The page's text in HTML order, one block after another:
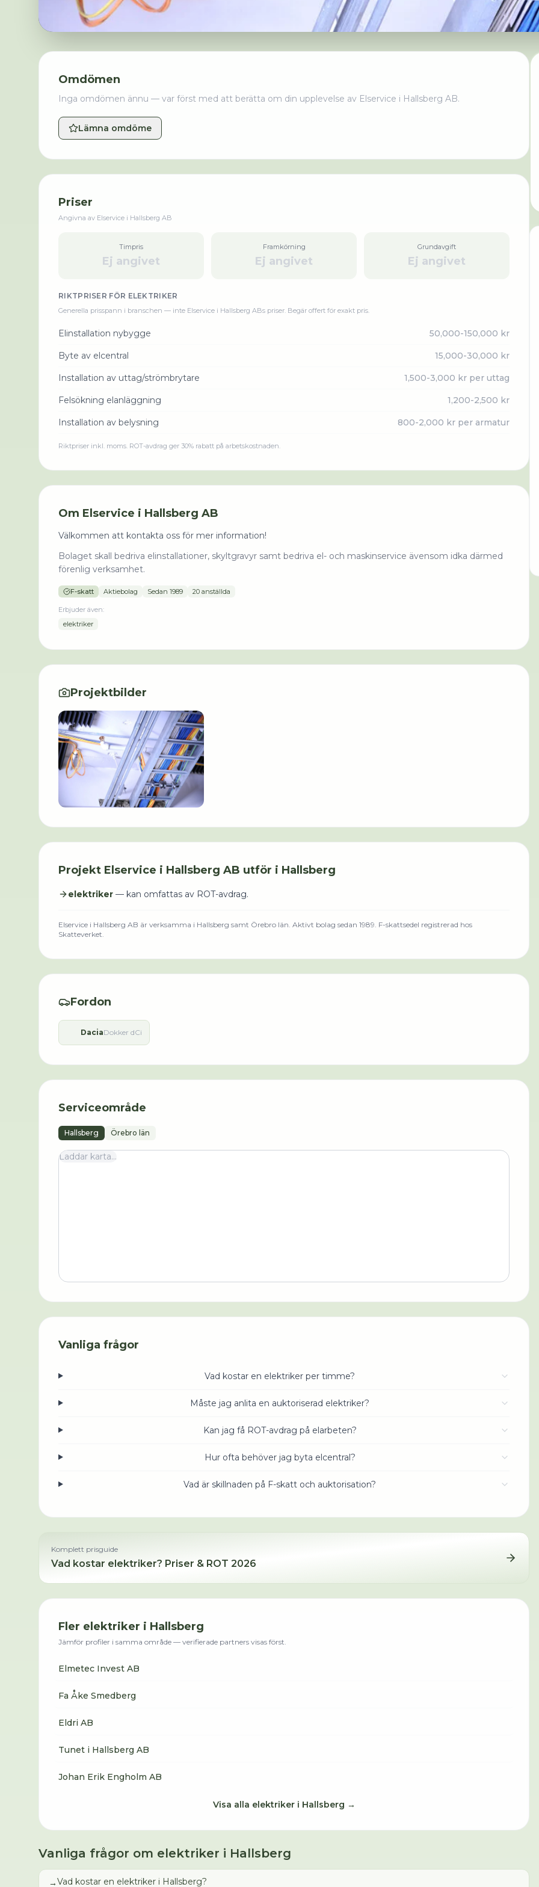
Omdömen
Inga omdömen ännu — var först med att berätta om din upplevelse av Elservice i Hallsberg AB.
Lämna omdöme
Priser
Angivna av Elservice i Hallsberg AB
Timpris
Ej angivet
Framkörning
Ej angivet
Grundavgift
Ej angivet
RIKTPRISER FÖR ELEKTRIKER
Generella prisspann i branschen — inte Elservice i Hallsberg ABs priser. Begär offert för exakt pris.
Elinstallation nybygge 50,000-150,000 kr
Byte av elcentral 15,000-30,000 kr
Installation av uttag/strömbrytare 1,500-3,000 kr per uttag
Felsökning elanläggning 1,200-2,500 kr
Installation av belysning 800-2,000 kr per armatur
Riktpriser inkl. moms. ROT-avdrag ger 30% rabatt på arbetskostnaden.
Om Elservice i Hallsberg AB
Välkommen att kontakta oss för mer information!
Bolaget skall bedriva elinstallationer, skyltgravyr samt bedriva el- och maskinservice ävensom idka därmed
förenlig verksamhet.
F-skatt Aktiebolag Sedan 1989 20 anställda
Erbjuder även:
elektriker
Projektbilder
Projekt Elservice i Hallsberg AB utför i Hallsberg
elektriker — kan omfattas av ROT-avdrag.
Elservice i Hallsberg AB är verksamma i Hallsberg samt Örebro län Aktivt bolag sedan 1989. F-skattsedel registrerad hos
Skatteverket.
Fordon
DaciaDokker dCi
Serviceområde
Hallsberg Örebro län
Laddar karta...
Vanliga frågor
Vad kostar en elektriker per timme?
Måste jag anlita en auktoriserad elektriker?
Kan jag få ROT-avdrag på elarbeten?
Hur ofta behöver jag byta elcentral?
Vad är skillnaden på F-skatt och auktorisation?
Komplett prisguide
Vad kostar elektriker? Priser & ROT 2026
Fler elektriker i Hallsberg
Jämför profiler i samma område — verifierade partners visas först.
Elmetec Invest AB
Fa Åke Smedberg
Eldri AB
Tunet i Hallsberg AB
Johan Erik Engholm AB
Visa alla elektrikeri Hallsberg →
Vanliga frågor om elektriker i Hallsberg
→Vad kostar en elektriker i Hallsberg?